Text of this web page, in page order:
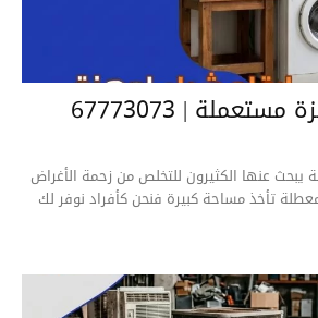
| 67773073
عنها الكثيرون للتخلص من زحمة الأغراض
تأخذ مساحة كبيرة فنحن كأفراد نوفر لك